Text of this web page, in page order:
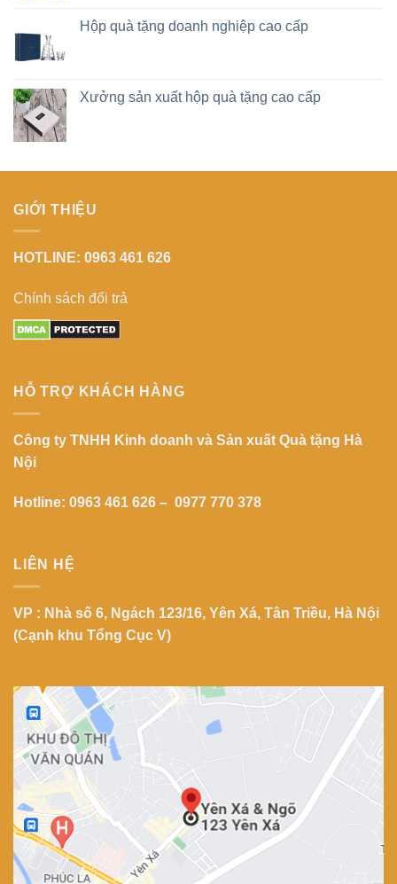
Hộp quà tặng doanh nghiệp cao cấp
Xưởng sản xuất hộp quà tặng cao cấp
GIỚI THIỆU
HOTLINE: 0963 461 626
Chính sách đổi trả
HỖ TRỢ KHÁCH HÀNG
Công ty TNHH Kinh doanh và Sản xuất Quà tặng Hà
Nội
Hotline: 0963 461 626 – 0977 770 378
LIÊN HỆ
VP : Nhà số 6, Ngách 123/16, Yên Xá, Tân Triều, Hà Nội
(Cạnh khu Tổng Cục V)